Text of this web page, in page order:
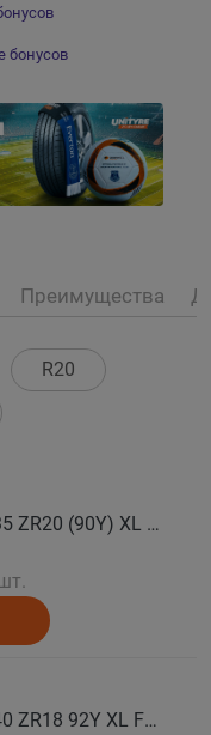
бонусов
Преимущества
R20
CONTINENTAL Автошина 225/35 ZR20 (90Y) XL FR SportContact 7 лето
CONTINENTAL Автошина 225/40 ZR18 92Y XL FR SportContact 7 лето